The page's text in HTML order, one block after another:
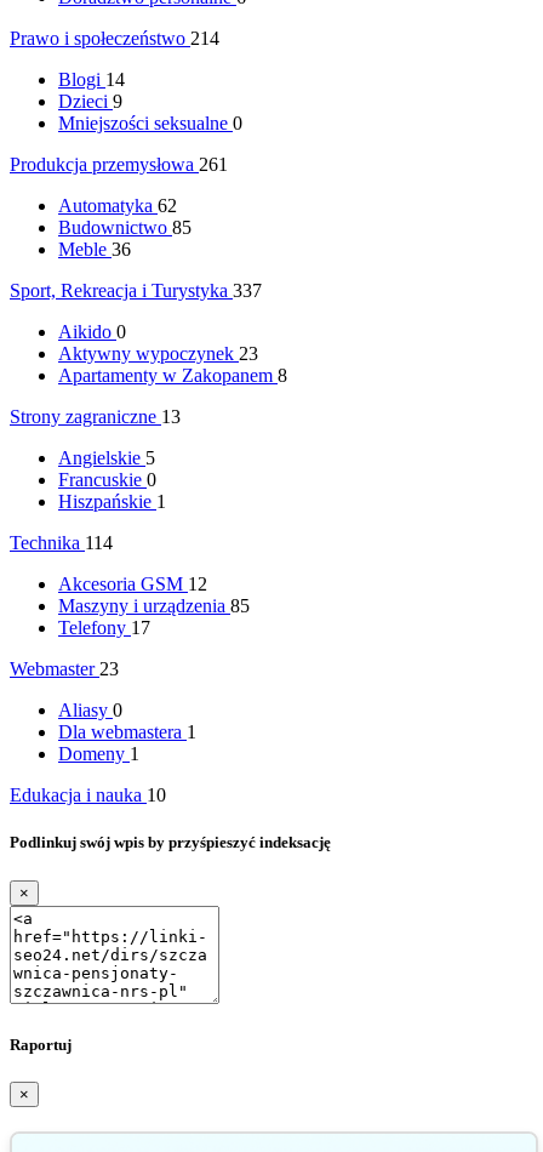
Prawo i społeczeństwo 214
Blogi 14
Dzieci 9
Mniejszości seksualne 0
Produkcja przemysłowa 261
Automatyka 62
Budownictwo 85
Meble 36
Sport, Rekreacja i Turystyka 337
Aikido 0
Aktywny wypoczynek 23
Apartamenty w Zakopanem 8
Strony zagraniczne 13
Angielskie 5
Francuskie 0
Hiszpańskie 1
Technika 114
Akcesoria GSM 12
Maszyny i urządzenia 85
Telefony 17
Webmaster 23
Aliasy 0
Dla webmastera 1
Domeny 1
Edukacja i nauka 10
Podlinkuj swój wpis by przyśpieszyć indeksację
×
Raportuj
×